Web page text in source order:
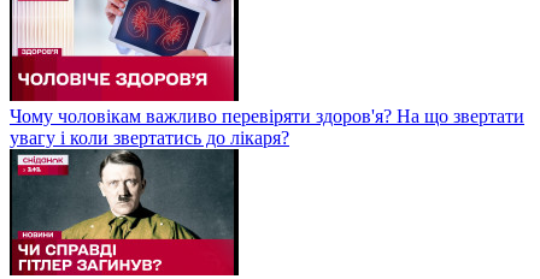
Чому чоловікам важливо перевіряти здоров'я? На що звертати
увагу і коли звертатись до лікаря?